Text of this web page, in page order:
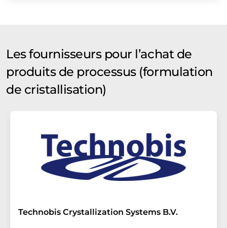
Les fournisseurs pour l’achat de
produits de processus (formulation
de cristallisation)
Technobis Crystallization Systems B.V.